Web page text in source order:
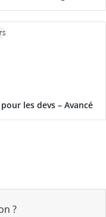
pour les devs – Avancé
?